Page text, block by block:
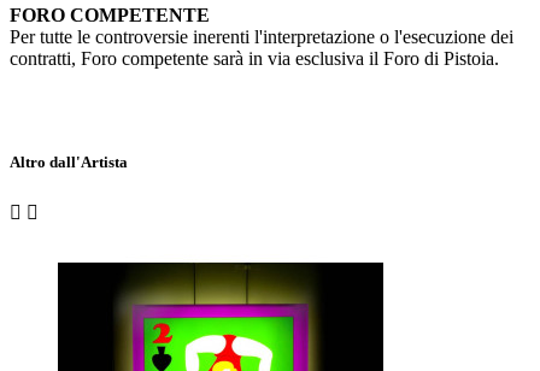
FORO COMPETENTE
Per tutte le controversie inerenti l'interpretazione o l'esecuzione dei
contratti, Foro competente sarà in via esclusiva il Foro di Pistoia.
Altro dall'Artista
 